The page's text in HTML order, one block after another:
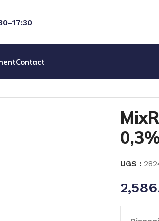
Contact
MixRite TF25, 25
UGS :